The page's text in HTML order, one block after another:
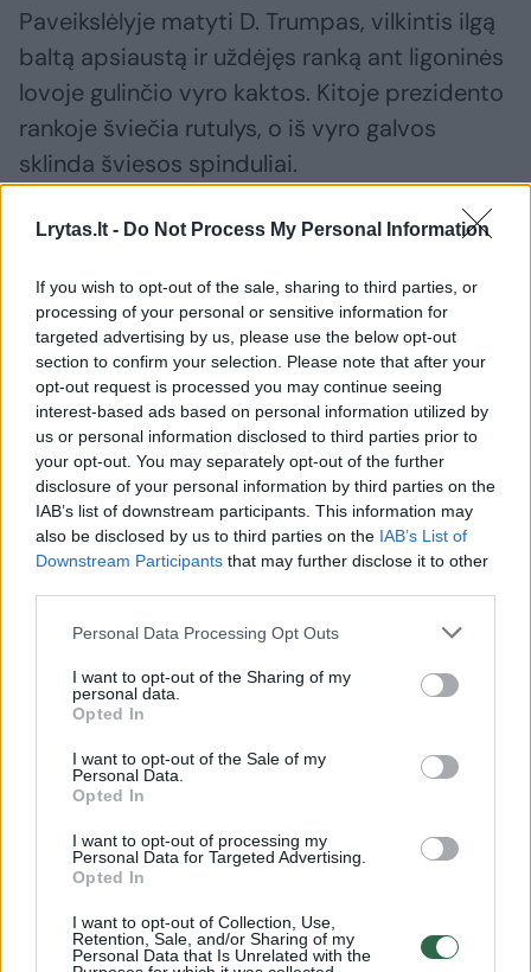
Lrytas.lt - Do Not Process My Personal Information
If you wish to opt-out of the sale, sharing to third parties, or
processing of your personal or sensitive information for
targeted advertising by us, please use the below opt-out
section to confirm your selection. Please note that after your
opt-out request is processed you may continue seeing
interest-based ads based on personal information utilized by
us or personal information disclosed to third parties prior to
your opt-out. You may separately opt-out of the further
disclosure of your personal information by third parties on the
IAB’s list of downstream participants. This information may
also be disclosed by us to third parties on the IAB’s List of
Downstream Participants that may further disclose it to other
Personal Data Processing Opt Outs
I want to opt-out of the Sharing of my
personal data.
Opted In
I want to opt-out of the Sale of my
Personal Data.
Opted In
I want to opt-out of processing my
Personal Data for Targeted Advertising.
Opted In
I want to opt-out of Collection, Use,
Retention, Sale, and/or Sharing of my
Personal Data that Is Unrelated with the
Paveikslėlyje matyti D. Trumpas, vilkintis ilgą
baltą apsiaustą ir uždėjęs ranką ant ligoninės
lovoje gulinčio vyro kaktos. Kitoje prezidento
rankoje šviečia rutulys, o iš vyro galvos
sklinda šviesos spinduliai.
Paveikslėlyje D. Trumpą supa patriotiniai
vaizdai – JAV vėliava, Laisvės statula, ereliai,
fejerverkai, taip pat karys ir slaugytoja,
žvelgiantys į jį su akivaizdžiu susižavėjimu.
Susiję straipsniai
Nyderlandų kariuomenės
vadas kritikuoja D. Trumpo
pareiškimus apie NATO
Po
Įrašas kartu su vaizdu vėliau buvo ištrintas,